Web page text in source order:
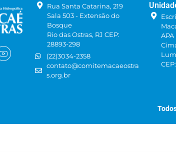
Rua Santa Catarina, 219
Sala 503 - Extensão do
Bosque
Rio das Ostras, RJ CEP:
28893-298
(22)3034-2358
contato@comitemacaeostra
s.org.br